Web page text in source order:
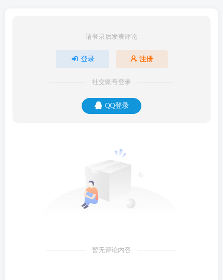
请登录后发表评论
登录 注册
社交账号登录
QQ登录
暂无评论内容